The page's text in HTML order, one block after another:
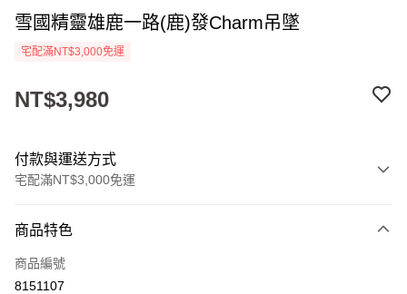
雪國精靈雄鹿一路(鹿)發Charm吊墜
宅配滿NT$3,000免運
NT$3,980
付款與運送方式
宅配滿NT$3,000免運
信用卡一次付款
ATM付款
商品特色
商品編號
8151107